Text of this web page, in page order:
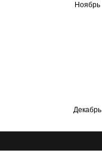
Ноябрь
Декабрь